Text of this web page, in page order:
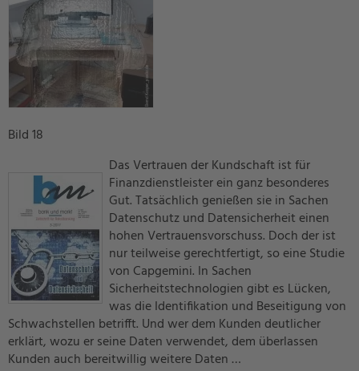
Bild 18
Das Vertrauen der Kundschaft ist für
Finanzdienstleister ein ganz besonderes
Gut. Tatsächlich genießen sie in Sachen
Datenschutz und Datensicherheit einen
hohen Vertrauensvorschuss. Doch der ist
nur teilweise gerechtfertigt, so eine Studie
von Capgemini. In Sachen
Sicherheitstechnologien gibt es Lücken,
was die Identifikation und Beseitigung von
Schwachstellen betrifft. Und wer dem Kunden deutlicher
erklärt, wozu er seine Daten verwendet, dem überlassen
Kunden auch bereitwillig weitere Daten …